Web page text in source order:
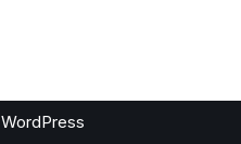
WordPress